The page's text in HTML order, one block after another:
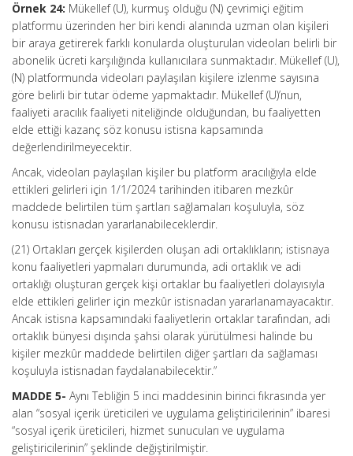
Örnek 24: Mükellef (U), kurmuş olduğu (N) çevrimiçi eğitim
platformu üzerinden her biri kendi alanında uzman olan kişileri
bir araya getirerek farklı konularda oluşturulan videoları belirli bir
abonelik ücreti karşılığında kullanıcılara sunmaktadır. Mükellef (U),
(N) platformunda videoları paylaşılan kişilere izlenme sayısına
göre belirli bir tutar ödeme yapmaktadır. Mükellef (U)’nun,
faaliyeti aracılık faaliyeti niteliğinde olduğundan, bu faaliyetten
elde ettiği kazanç söz konusu istisna kapsamında
değerlendirilmeyecektir.
Ancak, videoları paylaşılan kişiler bu platform aracılığıyla elde
ettikleri gelirleri için 1/1/2024 tarihinden itibaren mezkûr
maddede belirtilen tüm şartları sağlamaları koşuluyla, söz
konusu istisnadan yararlanabileceklerdir.
(21) Ortakları gerçek kişilerden oluşan adi ortaklıkların; istisnaya
konu faaliyetleri yapmaları durumunda, adi ortaklık ve adi
ortaklığı oluşturan gerçek kişi ortaklar bu faaliyetleri dolayısıyla
elde ettikleri gelirler için mezkûr istisnadan yararlanamayacaktır.
Ancak istisna kapsamındaki faaliyetlerin ortaklar tarafından, adi
ortaklık bünyesi dışında şahsi olarak yürütülmesi halinde bu
kişiler mezkûr maddede belirtilen diğer şartları da sağlaması
koşuluyla istisnadan faydalanabilecektir.”
MADDE 5- Aynı Tebliğin 5 inci maddesinin birinci fıkrasında yer
alan “sosyal içerik üreticileri ve uygulama geliştiricilerinin” ibaresi
“sosyal içerik üreticileri, hizmet sunucuları ve uygulama
geliştiricilerinin” şeklinde değiştirilmiştir.